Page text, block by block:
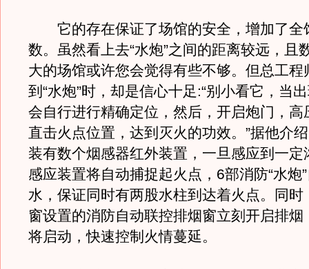
它的存在保证了场馆的安全，增加了全
数。虽然看上去“水炮”之间的距离较远，且
大的场馆或许您会觉得有些不够。但总工程
到“水炮”时，却是信心十足:“别小看它，当
会自行进行精确定位，然后，开启炮门，高
直击火点位置，达到灭火的功效。”据他介
装有数个烟感器红外装置，一旦感应到一定
感应装置将自动捕捉起火点，6部消防“水炮
水，保证同时有两股水柱到达着火点。同时
窗设置的消防自动联控排烟窗立刻开启排烟
将启动，快速控制火情蔓延。